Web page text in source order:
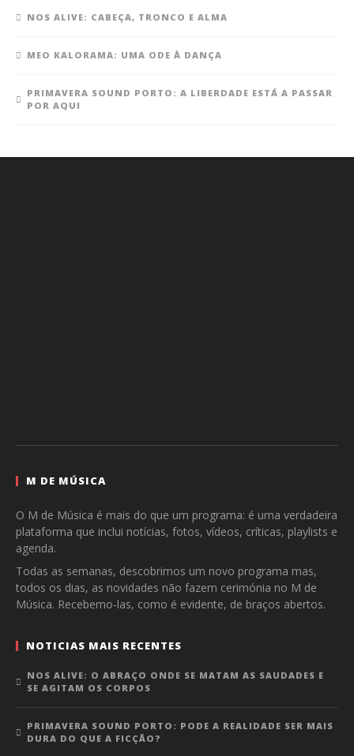
NOS ALIVE: CABEÇA, TRONCO E ALMA
MEO KALORAMA: UMA ODE À DANÇA
PRIMAVERA SOUND PORTO: A LIBERDADE ESTÁ A PASSAR
POR AQUI
M DE MÚSICA
O M de Música é mais do que um programa: é uma verdadeira
plataforma que inclui notícias, fotos, vídeos, críticas, playlists e
agenda.
Todas as semanas, descobrimos um novo programa mas,
todos os dias, as novidades não fazem cerimónia no M de
Música. Recebemo-las, como é evidente, de braços abertos.
NOTICIAS MAIS RECENTES
NOS ALIVE: O ABRAÇO ONDE SE MATAM AS SAUDADES E
SE AGITAM OS CORPOS
PRIMAVERA SOUND PORTO: PODE A REALIDADE SER MAIS
DURA DO QUE A FICÇÃO?